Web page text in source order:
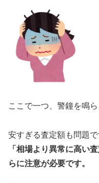
ここで一つ、警鐘を鳴ら
安すぎる査定額も問題で
「相場より異常に高い
らに注意が必要です。